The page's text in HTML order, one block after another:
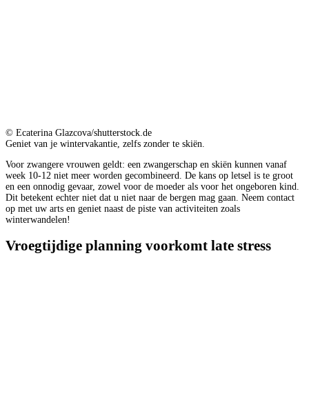
© Ecaterina Glazcova/shutterstock.de
Geniet van je wintervakantie, zelfs zonder te skiën.
Voor zwangere vrouwen geldt: een zwangerschap en skiën kunnen vanaf
week 10-12 niet meer worden gecombineerd. De kans op letsel is te groot
en een onnodig gevaar, zowel voor de moeder als voor het ongeboren kind.
Dit betekent echter niet dat u niet naar de bergen mag gaan. Neem contact
op met uw arts en geniet naast de piste van activiteiten zoals
winterwandelen!
Vroegtijdige planning voorkomt late stress